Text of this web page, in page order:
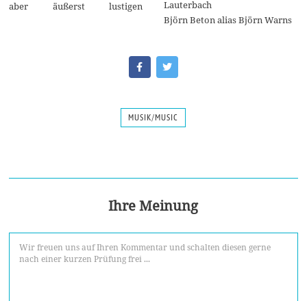
aber äußerst lustigen
Lauterbach
Björn Beton alias Björn Warns
MUSIK/MUSIC
Ihre Meinung